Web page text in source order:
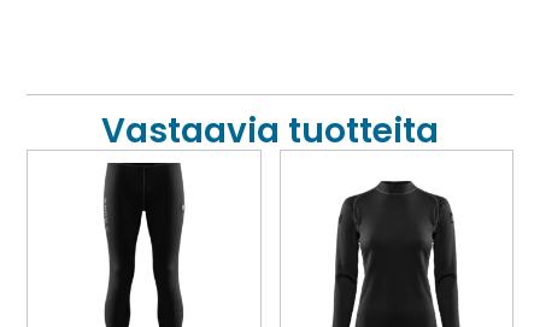
Vastaavia tuotteita